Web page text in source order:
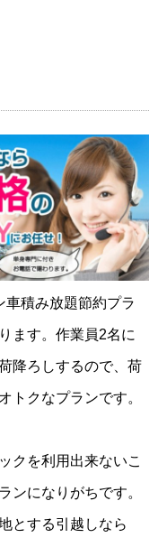
積み放題節約プラ
ます。作業員2名に
降ろしするので、荷
トクなプランです。
クを利用出来ないこ
ンになりがちです。
とする引越しなら